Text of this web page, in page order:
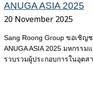
ANUGA ASIA 2025
20 November 2025
Sang Roong Group ขอเชิญ
ANUGA ASIA 2025 มหกรร
รวบรวมผู้ประกอบการในอุต